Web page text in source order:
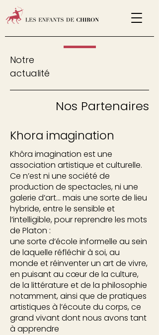
Notre
actualité
Nos Partenaires
Khora imagination
Khôra imagination est une
association artistique et culturelle.
Ce n’est ni une société de
production de spectacles, ni une
galerie d’art… mais une sorte de lieu
hybride, entre le sensible et
l’intelligible, pour reprendre les mots
de Platon :
une sorte d’école informelle au sein
de laquelle réfléchir à soi, au
monde et réinventer un art de vivre,
en puisant au cœur de la culture,
de la littérature et de la philosophie
notamment, ainsi que de pratiques
artistiques à l’écoute du corps,ce
grand vivant dont nous avons tant
à apprendre